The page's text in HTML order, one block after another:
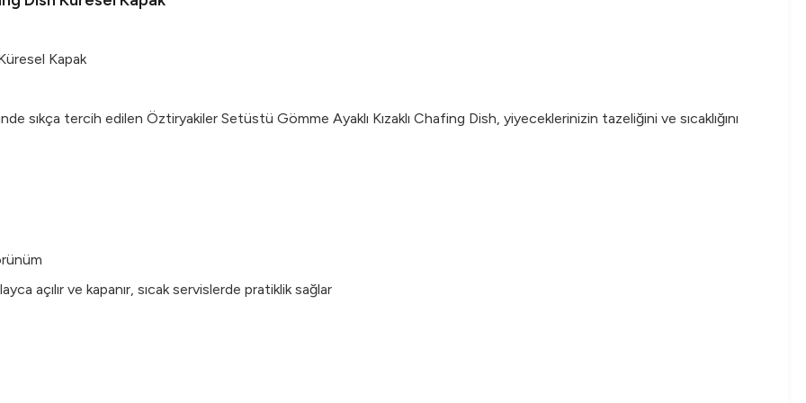
Kapak
tercih edilen Öztiryakiler Setüstü Gömme Ayaklı Kızaklı Chafing Dish, yiyeceklerinizin tazeliğini ve sıcaklığını
açılır ve kapanır, sıcak servislerde pratiklik sağlar